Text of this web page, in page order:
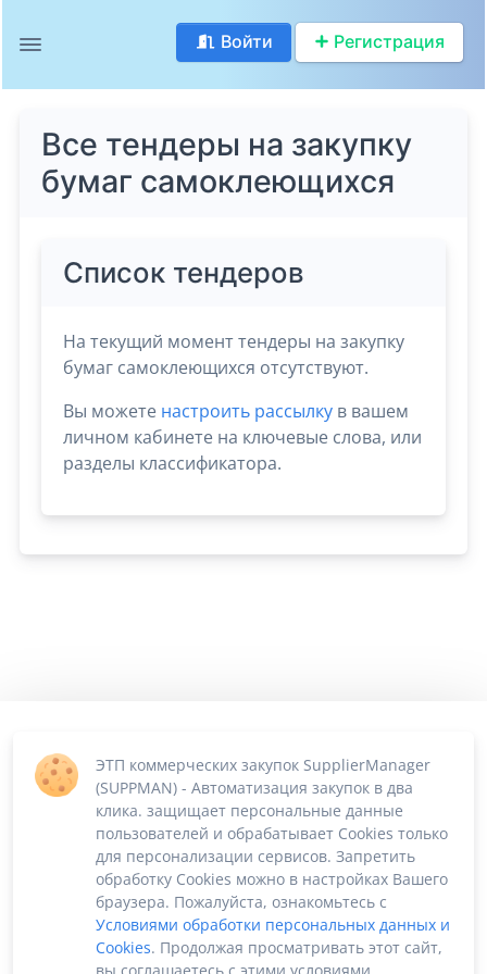
Войти Регистрация
Все тендеры на закупку
бумаг самоклеющихся
Список тендеров
На текущий момент тендеры на закупку
бумаг самоклеющихся отсутствуют.
Вы можете настроить рассылку в вашем
личном кабинете на ключевые слова, или
разделы классификатора.
ЭТП коммерческих закупок SupplierManager
(SUPPMAN) - Автоматизация закупок в два
клика. защищает персональные данные
пользователей и обрабатывает Cookies только
для персонализации сервисов. Запретить
обработку Cookies можно в настройках Вашего
браузера. Пожалуйста, ознакомьтесь с
Условиями обработки персональных данных и
Cookies. Продолжая просматривать этот сайт,